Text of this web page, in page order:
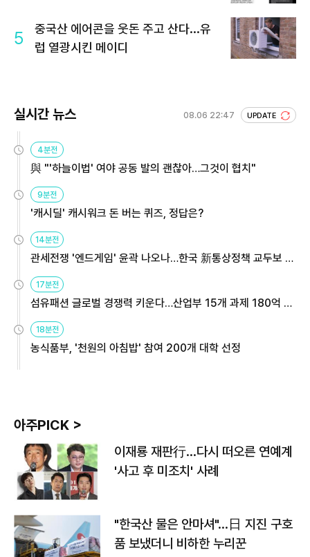
5
중국산 에어콘을 웃돈 주고 산다...유
럽 열광시킨 메이디
실시간 뉴스 08.06 22:47 UPDATE
4분전
與 "'하늘이법' 여야 공동 발의 괜찮아…그것이 협치"
9분전
'캐시딜' 캐시워크 돈 버는 퀴즈, 정답은?
14분전
관세전쟁 '엔드게임' 윤곽 나오나…한국 新통상정책 교두보 활
용해야
17분전
섬유패션 글로벌 경쟁력 키운다…산업부 15개 과제 180억 지
원
18분전
농식품부, '천원의 아침밥' 참여 200개 대학 선정
아주PICK >
이재룡 재판行…다시 떠오른 연예계
'사고 후 미조치' 사례
"한국산 물은 안마셔"…日 지진 구호
품 보냈더니 비하한 누리꾼